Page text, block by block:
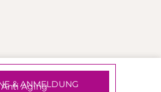
& ANMELDUNG
Anti Aging